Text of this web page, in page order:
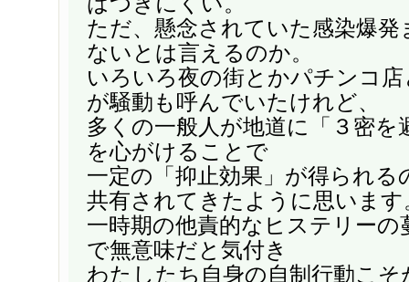
ただ、懸念されていた感染爆
ないとは言えるのか。
いろいろ夜の街とかパチンコ
が騒動も呼んでいたけれど、
多くの一般人が地道に「３密を
を心がけることで
一定の「抑止効果」が得られる
共有されてきたように思います
一時期の他責的なヒステリーの
で無意味だと気付き
わたしたち自身の自制行動こ